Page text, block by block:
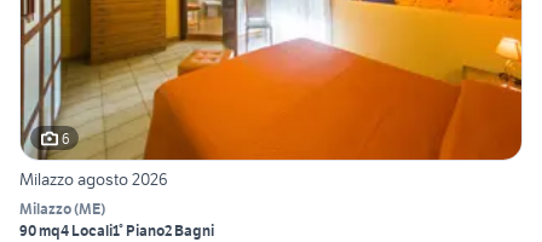
6
Milazzo agosto 2026
Milazzo(ME)
90 mq4 Locali1° Piano2 Bagni